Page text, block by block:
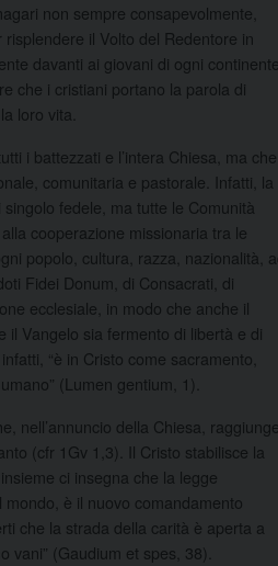
non sempre consapevolmente,
il Volto del Redentore in
davanti ai giovani di ogni continente,
che i cristiani portano la parola di
loro vita.
i battezzati e l’intera Chiesa, ma che
comunitaria e pastorale. Infatti, la
fedele, ma tutte le Comunità
cooperazione missionaria tra le
popolo, cultura, razza, nazionalità,
Fidei Donum, di Consacrati, di
ecclesiale, in modo che anche il
il Vangelo sia fermento di libertà e di
“è in Cristo come sacramento,
(Lumen gentium, 1).
nell’annuncio della Chiesa, raggiunge
(cfr 1Gv 1,3). Il Cristo stabilisce la
ci insegna che la legge
è il nuovo comandamento
che la strada della carità è aperta a
(Gaudium et spes, 38).